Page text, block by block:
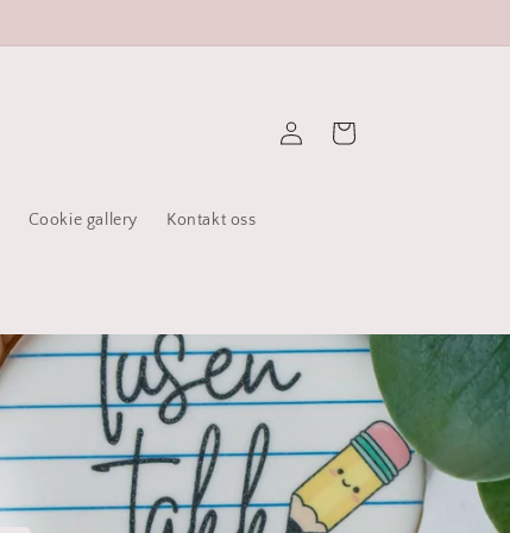
Cookie gallery Kontakt oss
inn
Handlekurv